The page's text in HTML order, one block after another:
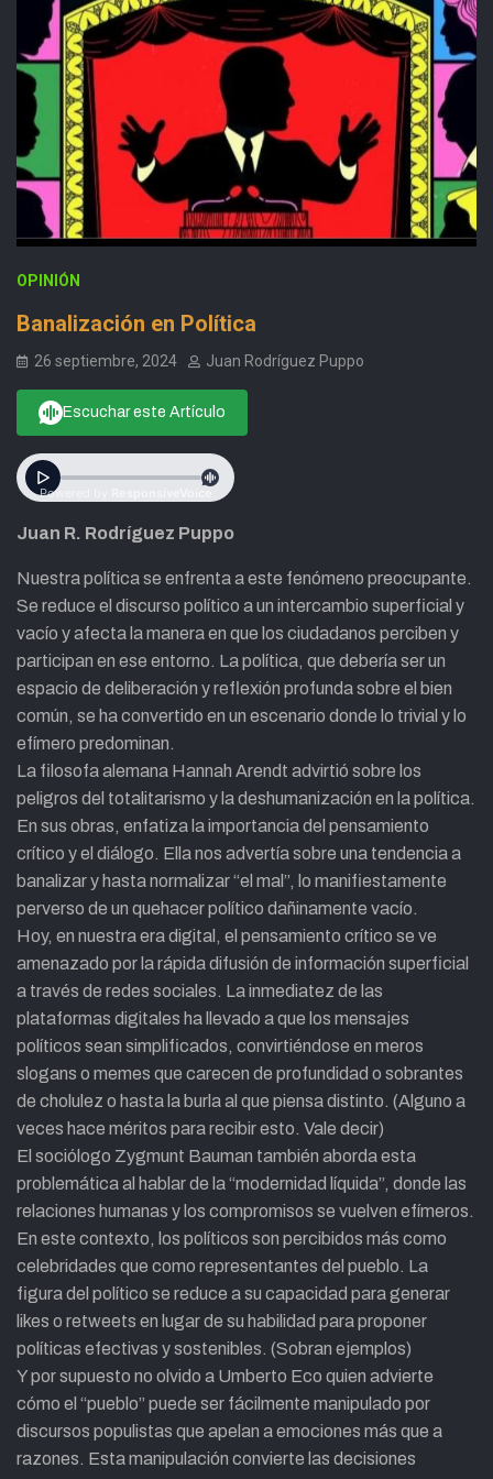
OPINIÓN
Banalización en Política
26 septiembre, 2024 Juan Rodríguez Puppo
Escuchar este Artículo
Juan R. Rodríguez Puppo
Nuestra política se enfrenta a este fenómeno preocupante.
Se reduce el discurso político a un intercambio superficial y
vacío y afecta la manera en que los ciudadanos perciben y
participan en ese entorno. La política, que debería ser un
espacio de deliberación y reflexión profunda sobre el bien
común, se ha convertido en un escenario donde lo trivial y lo
efímero predominan.
La filosofa alemana Hannah Arendt advirtió sobre los
peligros del totalitarismo y la deshumanización en la política.
En sus obras, enfatiza la importancia del pensamiento
crítico y el diálogo. Ella nos advertía sobre una tendencia a
banalizar y hasta normalizar “el mal”, lo manifiestamente
perverso de un quehacer político dañinamente vacío.
Hoy, en nuestra era digital, el pensamiento crítico se ve
amenazado por la rápida difusión de información superficial
a través de redes sociales. La inmediatez de las
plataformas digitales ha llevado a que los mensajes
políticos sean simplificados, convirtiéndose en meros
slogans o memes que carecen de profundidad o sobrantes
de cholulez o hasta la burla al que piensa distinto. (Alguno a
veces hace méritos para recibir esto. Vale decir)
El sociólogo Zygmunt Bauman también aborda esta
problemática al hablar de la “modernidad líquida”, donde las
relaciones humanas y los compromisos se vuelven efímeros.
En este contexto, los políticos son percibidos más como
celebridades que como representantes del pueblo. La
figura del político se reduce a su capacidad para generar
likes o retweets en lugar de su habilidad para proponer
políticas efectivas y sostenibles. (Sobran ejemplos)
Y por supuesto no olvido a Umberto Eco quien advierte
cómo el “pueblo” puede ser fácilmente manipulado por
discursos populistas que apelan a emociones más que a
razones. Esta manipulación convierte las decisiones